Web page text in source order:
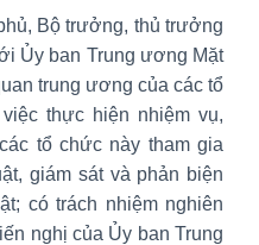
Bộ trưởng, thủ trưởng
Ủy ban Trung ương Mặt
trung ương của các tổ
thực hiện nhiệm vụ,
tổ chức này tham gia
giám sát và phản biện
có trách nhiệm nghiên
nghị của Ủy ban Trung